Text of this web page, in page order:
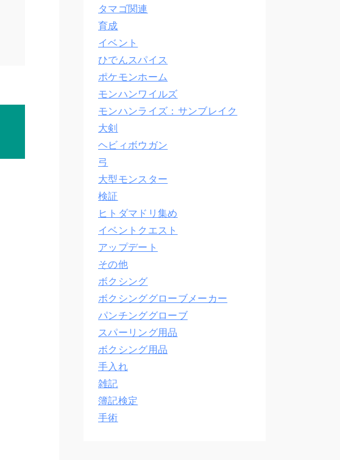
タマゴ関連
育成
イベント
ひでんスパイス
ポケモンホーム
モンハンワイルズ
モンハンライズ：サンブレイク
大剣
ヘビィボウガン
弓
大型モンスター
検証
ヒトダマドリ集め
イベントクエスト
アップデート
その他
ボクシング
ボクシンググローブメーカー
パンチンググローブ
スパーリング用品
ボクシング用品
手入れ
雑記
簿記検定
手術